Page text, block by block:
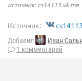
источник: cs14113.vk.me
Источник:
Добавил Иван
1 комментарий